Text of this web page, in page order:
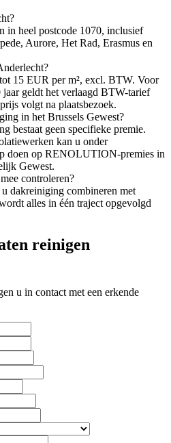
in heel postcode 1070, inclusief
Aurore, Het Rad, Erasmus en
15 EUR per m², excl. BTW. Voor
geldt het verlaagd BTW-tarief
volgt na plaatsbezoek.
in het Brussels Gewest?
bestaat geen specifieke premie.
kan u onder
doen op RENOLUTION-premies in
Gewest.
controleren?
dakreiniging combineren met
alles in één traject opgevolgd
reinigen
u in contact met een erkende